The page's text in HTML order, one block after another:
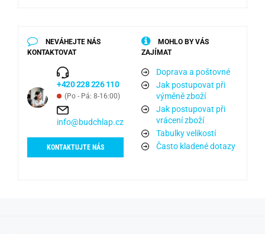
NEVÁHEJTE NÁS
KONTAKTOVAT
+420 228 226 110
(Po - Pá: 8-16:00)
info@budchlap.cz
KONTAKTUJTE NÁS
MOHLO BY VÁS
ZAJÍMAT
Doprava a poštovné
Jak postupovat při
výměně zboží
Jak postupovat při
vrácení zboží
Tabulky velikostí
Často kladené dotazy